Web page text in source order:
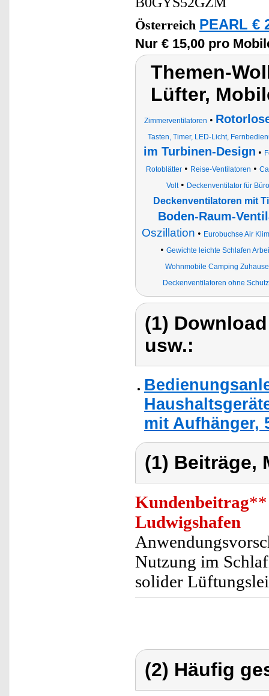
Österreich PEARL €
Nur € 15,00 pro
Themen-
Lüfter,
Zimmerventilatoren •
Tasten, Timer, LED-Licht,
im Turbinen-Design •
Rotoblätter • Reise-Ventilatoren •
Volt• Deckenventilator für
Deckenventilatoren mit
Boden-Raum-
Oszillation • Eurobuchse Air
• Gewichte leichte Schlafen
Wohnmobile Camping
Deckenventilatoren ohne
(1)
usw.:
mit Aufhänger,
(1) Beiträge,
Kundenbeitrag**
Ludwigshafen
Nutzung im
solider
(2) Häufig